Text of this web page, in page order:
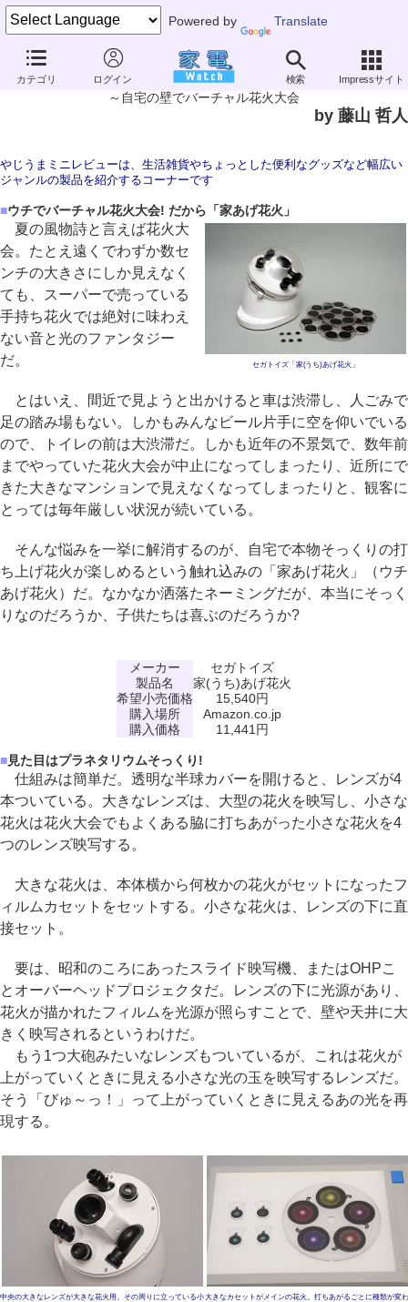
Powered by Translate
カテゴリ ログイン 検索 Impressサイト
やじうまミニレビュー
セガトイズ「家(うち)あげ花火」
～自宅の壁でバーチャル花火大会
by 藤山 哲人
やじうまミニレビューは、生活雑貨やちょっとした便利なグッズなど幅広い
ジャンルの製品を紹介するコーナーです
■ウチでバーチャル花火大会! だから「家あげ花火」
セガトイズ「家(うち)あげ花火」
夏の風物詩と言えば花火大
会。たとえ遠くでわずか数セ
ンチの大きさにしか見えなく
ても、スーパーで売っている
手持ち花火では絶対に味わえ
ない音と光のファンタジー
だ。
とはいえ、間近で見ようと出かけると車は渋滞し、人ごみで
足の踏み場もない。しかもみんなビール片手に空を仰いでいる
ので、トイレの前は大渋滞だ。しかも近年の不景気で、数年前
までやっていた花火大会が中止になってしまったり、近所にで
きた大きなマンションで見えなくなってしまったりと、観客に
とっては毎年厳しい状況が続いている。
そんな悩みを一挙に解消するのが、自宅で本物そっくりの打
ち上げ花火が楽しめるという触れ込みの「家あげ花火」（ウチ
あげ花火）だ。なかなか洒落たネーミングだが、本当にそっく
りなのだろうか、子供たちは喜ぶのだろうか?
メーカー
セガトイズ
製品名
家(うち)あげ花火
希望小売価格
15,540円
購入場所
Amazon.co.jp
購入価格
11,441円
■見た目はプラネタリウムそっくり!
仕組みは簡単だ。透明な半球カバーを開けると、レンズが4
本ついている。大きなレンズは、大型の花火を映写し、小さな
花火は花火大会でもよくある脇に打ちあがった小さな花火を4
つのレンズ映写する。
大きな花火は、本体横から何枚かの花火がセットになったフ
ィルムカセットをセットする。小さな花火は、レンズの下に直
接セット。
要は、昭和のころにあったスライド映写機、またはOHPこ
とオーバーヘッドプロジェクタだ。レンズの下に光源があり、
花火が描かれたフィルムを光源が照らすことで、壁や天井に大
きく映写されるというわけだ。
もう1つ大砲みたいなレンズもついているが、これは花火が
上がっていくときに見える小さな光の玉を映写するレンズだ。
そう「びゅ～っ！」って上がっていくときに見えるあの光を再
現する。
中央の大きなレンズが大きな花火用。その周りに立っている小大きなカセットがメインの花火。打ちあがるごとに種類が変わ